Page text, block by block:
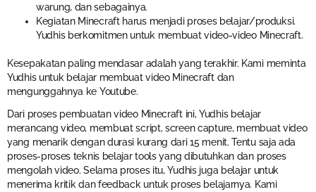
warung, dan sebagainya.
Kegiatan Minecraft harus menjadi proses belajar/produksi.
Yudhis berkomitmen untuk membuat video-video Minecraft.
Kesepakatan paling mendasar adalah yang terakhir. Kami meminta
Yudhis untuk belajar membuat video Minecraft dan
mengunggahnya ke Youtube.
Dari proses pembuatan video Minecraft ini, Yudhis belajar
merancang video, membuat script, screen capture, membuat video
yang menarik dengan durasi kurang dari 15 menit. Tentu saja ada
proses-proses teknis belajar tools yang dibutuhkan dan proses
mengolah video. Selama proses itu, Yudhis juga belajar untuk
menerima kritik dan feedback untuk proses belajarnya. Kami